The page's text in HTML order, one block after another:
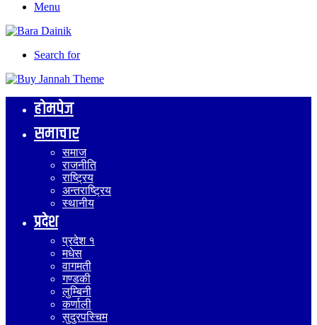
Menu
Search for
होमपेज
समाचार
समाज
राजनीति
राष्ट्रिय
अन्तराष्ट्रिय
स्थानीय
प्रदेश
प्रदेश १
मधेस
वागमती
गण्डकी
लुम्बिनी
कर्णाली
सुदुरपस्चिम